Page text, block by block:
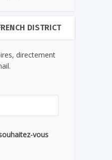
DISTRICT
directement
vous